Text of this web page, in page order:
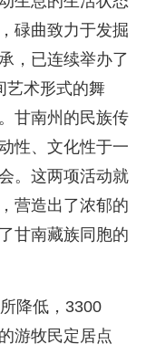
碌曲致力于发掘
，已连续举办了
艺术形式的舞
甘南州的民族传
性、文化性于一
。这两项活动就
营造出了浓郁的
甘南藏族同胞的
降低，3300
游牧民定居点